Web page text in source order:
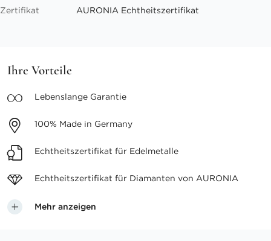
Zertifikat
AURONIA Echtheitszertifikat
Ihre Vorteile
Lebenslange Garantie
100% Made in Germany
Echtheitszertifikat für Edelmetalle
Echtheitszertifikat für Diamanten von AURONIA
Mehr anzeigen